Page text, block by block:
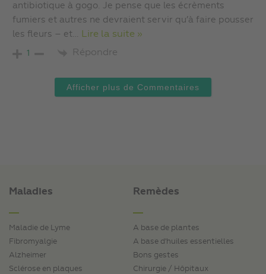
antibiotique à gogo. Je pense que les écrèments
fumiers et autres ne devraient servir qu’à faire pousser
les fleurs – et… Lire la suite »
1 Répondre
Afficher plus de Commentaires
Maladies
Maladie de Lyme
Fibromyalgie
Alzheimer
Sclérose en plaques
Remèdes
A base de plantes
A base d'huiles essentielles
Bons gestes
Chirurgie / Hôpitaux